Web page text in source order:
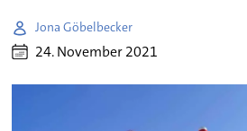
Jona Göbelbecker
24. November 2021